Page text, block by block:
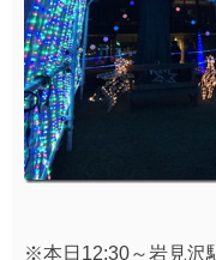
※本日12:30～岩見沢